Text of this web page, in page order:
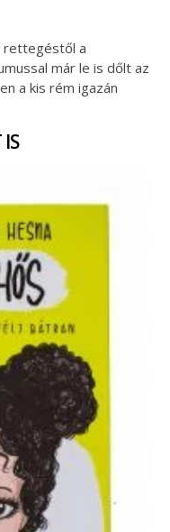
rettegéstől a
már le is dőlt az
a kis rém igazán